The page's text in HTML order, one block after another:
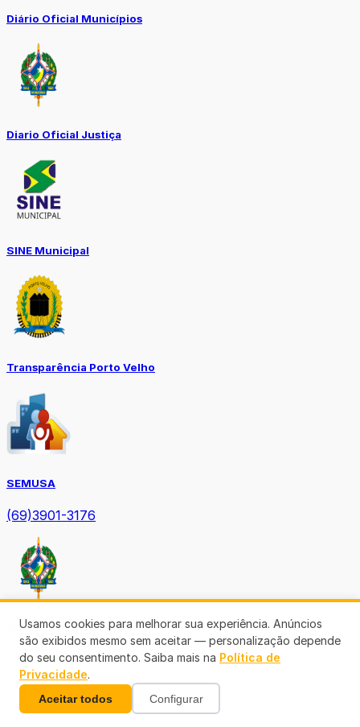
Diário Oficial Municípios
Diario Oficial Justiça
SINE Municipal
Transparência Porto Velho
SEMUSA
(69)3901-3176
Diário Oficial TCE-RO
Usamos cookies para melhorar sua experiência. Anúncios
são exibidos mesmo sem aceitar — personalização depende
do seu consentimento. Saiba mais na Política de
Privacidade.
Aceitar todos Configurar